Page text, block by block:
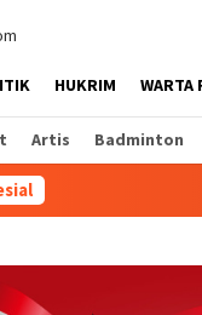
HUKRIM WARTA
Artis Badminton